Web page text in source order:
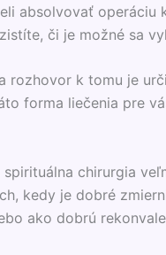
absolvovať
či je možné sa
rozhovor k tomu je
forma liečenia pre
chirurgia
kedy je dobré
ako dobrú